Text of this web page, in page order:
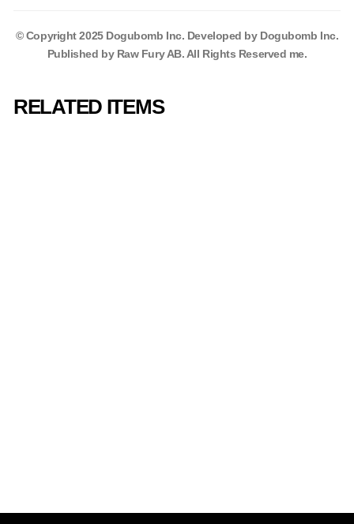
© Copyright 2025 Dogubomb Inc. Developed by Dogubomb Inc.
Published by Raw Fury AB. All Rights Reserved me.
RELATED ITEMS